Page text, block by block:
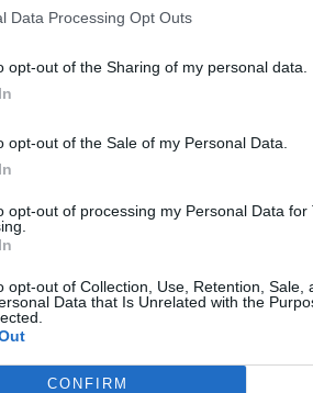
Data Processing Opt Outs
opt-out of the Sharing of my personal data.
opt-out of the Sale of my Personal Data.
opt-out of processing my Personal Data for
opt-out of Collection, Use, Retention, Sale,
Data that Is Unrelated with the
CONFIRM
Σχέσεις